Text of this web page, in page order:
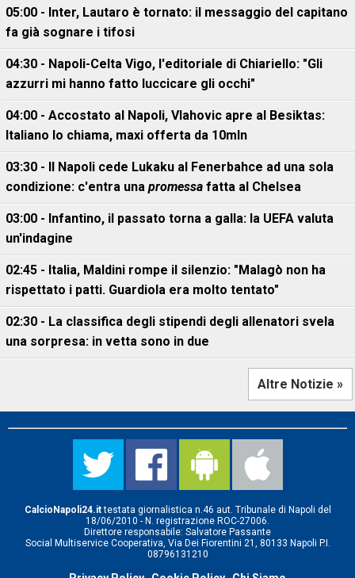
05:00 - Inter, Lautaro è tornato: il messaggio del capitano
fa già sognare i tifosi
04:30 - Napoli-Celta Vigo, l'editoriale di Chiariello: "Gli
azzurri mi hanno fatto luccicare gli occhi"
04:00 - Accostato al Napoli, Vlahovic apre al Besiktas:
Italiano lo chiama, maxi offerta da 10mln
03:30 - Il Napoli cede Lukaku al Fenerbahce ad una sola
condizione: c'entra una promessa fatta al Chelsea
03:00 - Infantino, il passato torna a galla: la UEFA valuta
un'indagine
02:45 - Italia, Maldini rompe il silenzio: "Malagò non ha
rispettato i patti. Guardiola era molto tentato"
02:30 - La classifica degli stipendi degli allenatori svela
una sorpresa: in vetta sono in due
Altre Notizie »
CalcioNapoli24.ittestata giornalistica n.46 aut. Tribunale di Napoli del
18/06/2010 - N. registrazione ROC-27006.
Direttore responsabile: Salvatore Passante
Social Multiservice Cooperativa, Via Dei Fiorentini 21, 80133 Napoli P.I.
08796131210